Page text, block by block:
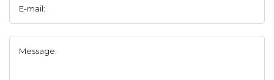
E-mail:
Message: